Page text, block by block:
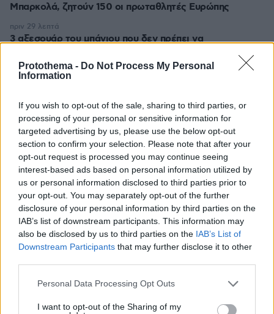
Protothema - Do Not Process My Personal
Information
If you wish to opt-out of the sale, sharing to third parties, or
processing of your personal or sensitive information for
targeted advertising by us, please use the below opt-out
section to confirm your selection. Please note that after your
opt-out request is processed you may continue seeing
interest-based ads based on personal information utilized by
us or personal information disclosed to third parties prior to
your opt-out. You may separately opt-out of the further
disclosure of your personal information by third parties on the
IAB’s list of downstream participants. This information may
also be disclosed by us to third parties on the IAB’s List of
Downstream Participants that may further disclose it to other
Please note that this website/app uses one or more Google
not limited to your visit or usage behaviour. You may click to
Personal Data Processing Opt Outs
I want to opt-out of the Sharing of my
Μπαρκολά, ζητούν 150 οι πρωταθλητές Ευρώπης
3 αξεσουάρ του μπάνιου που δεν πρέπει να
πριν 29 λεπτά
Εφετείο έκρινε παράνομη την κατασκευή της νέας
πριν 32 λεπτά
Νηστεία Δεκαπενταύγουστου: 20 μελωμένα φαγητά
κατσαρόλας
πριν 36 λεπτά
Ο ΣΚΑΪ έλυσε τη συνεργασία του με τον διευθύνοντα
σύμβουλο, Γρηγόρη Δημητριάδη, δείτε την επίσημη
ανακοίνωση
πριν 38 λεπτά
ΔΕΙΤΕ ΟΛΕΣ ΤΙΣ ΕΙΔΗΣΕΙΣ
ΤΑ ΠΙΟ ΔΗΜΟΦΙΛΗ